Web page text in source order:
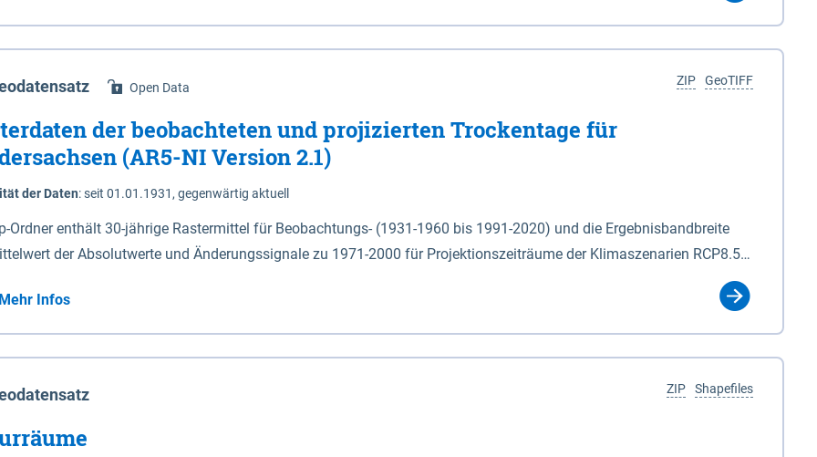
GeoTIFF
ZIP
Open Data
der beobachteten und projizierten Trockentage für
(AR5-NI Version 2.1)
der Daten:seit 01.01.1931, gegenwärtig aktuell
Ordner enthält 30-jährige Rastermittel für Beobachtungs- (1931-1960 bis 1991-2020) und die Ergebnisbandbreite
der Absolutwerte und Änderungssignale zu 1971-2000 für Projektionszeiträume der Klimaszenarien RCP8.5
(Jun. - Aug.) - au: Herbst (Sep. - Nov.) - wi: Winter (Dez. - Feb.) - hyr:
Jahr (Nov. - Okt.) - hsu: Hydrologisches Sommerhalbjahr (Mai - Okt.) - hwi: Hydrologisches Winterhalbjahr
- vd: Vegetationsruhe (Okt. - Mär.) Neben den Rasterdaten ist eine
zu den Dateinamen und für eine Darstellung im GIS eine Klassifizierung der Rasterdaten mit Klassenname und
code gegeben.
Mehr Infos
Shapefiles
ZIP